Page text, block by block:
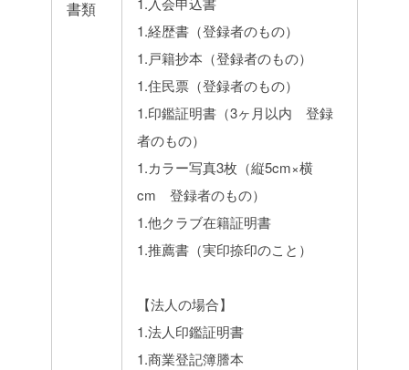
書類
1.経歴書（登録者のもの）
1.戸籍抄本（登録者のもの）
1.住民票（登録者のもの）
1.印鑑証明書（3ヶ月以内 登録
者のもの）
1.カラー写真3枚（縦5cm×横
cm 登録者のもの）
1.他クラブ在籍証明書
1.推薦書（実印捺印のこと）
【法人の場合】
1.法人印鑑証明書
1.商業登記簿謄本